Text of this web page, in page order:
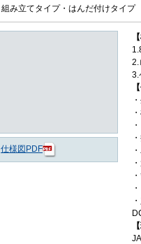
組み立てタイプ・はんだ付けタイプ
仕様図PDF
2.
3.